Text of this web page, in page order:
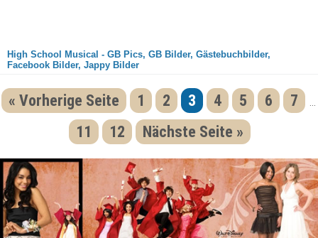
High School Musical - GB Pics, GB Bilder, Gästebuchbilder,
Facebook Bilder, Jappy Bilder
« Vorherige Seite 1 2 3 4 5 6 7
11 12 Nächste Seite »